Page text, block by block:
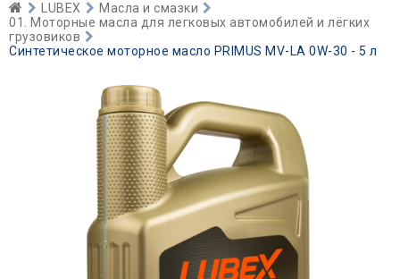
LUBEX
Масла и смазки
01. Моторные масла для легковых автомобилей и лёгких
грузовиков
Синтетическое моторное масло PRIMUS MV-LA 0W-30 - 5 л